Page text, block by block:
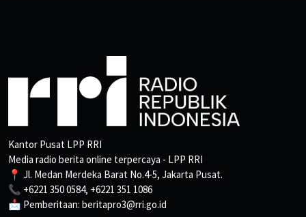
Kantor Pusat LPP RRI
Media radio berita online terpercaya - LPP RRI
📍 Jl. Medan Merdeka Barat No.4-5, Jakarta Pusat.
📞 +6221 350 0584, +6221 351 1086
📩 Pemberitaan: beritapro3@rri.go.id